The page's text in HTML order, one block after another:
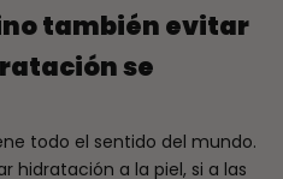
también evitar
se
todo el sentido del mundo.
hidratación a la piel, si a las